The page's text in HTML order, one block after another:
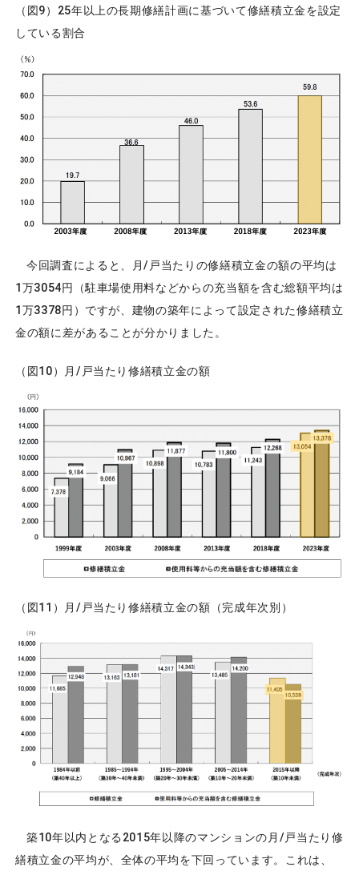
（図9）25年以上の長期修繕計画に基づいて修繕積立金を設定
している割合
今回調査によると、月/戸当たりの修繕積立金の額の平均は
1万3054円（駐車場使用料などからの充当額を含む総額平均は
1万3378円）ですが、建物の築年によって設定された修繕積立
金の額に差があることが分かりました。
（図10）月/戸当たり修繕積立金の額
（図11）月/戸当たり修繕積立金の額（完成年次別）
築10年以内となる2015年以降のマンションの月/戸当たり修
繕積立金の平均が、全体の平均を下回っています。これは、